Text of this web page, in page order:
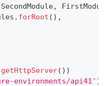
SecondModule,
. forRoot ( ) ,
getHttpServer( ) )
environments/api41' )